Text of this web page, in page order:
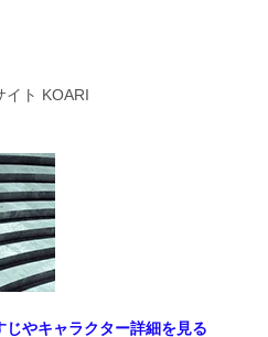
イト KOARI
じやキャラクター詳細を見る